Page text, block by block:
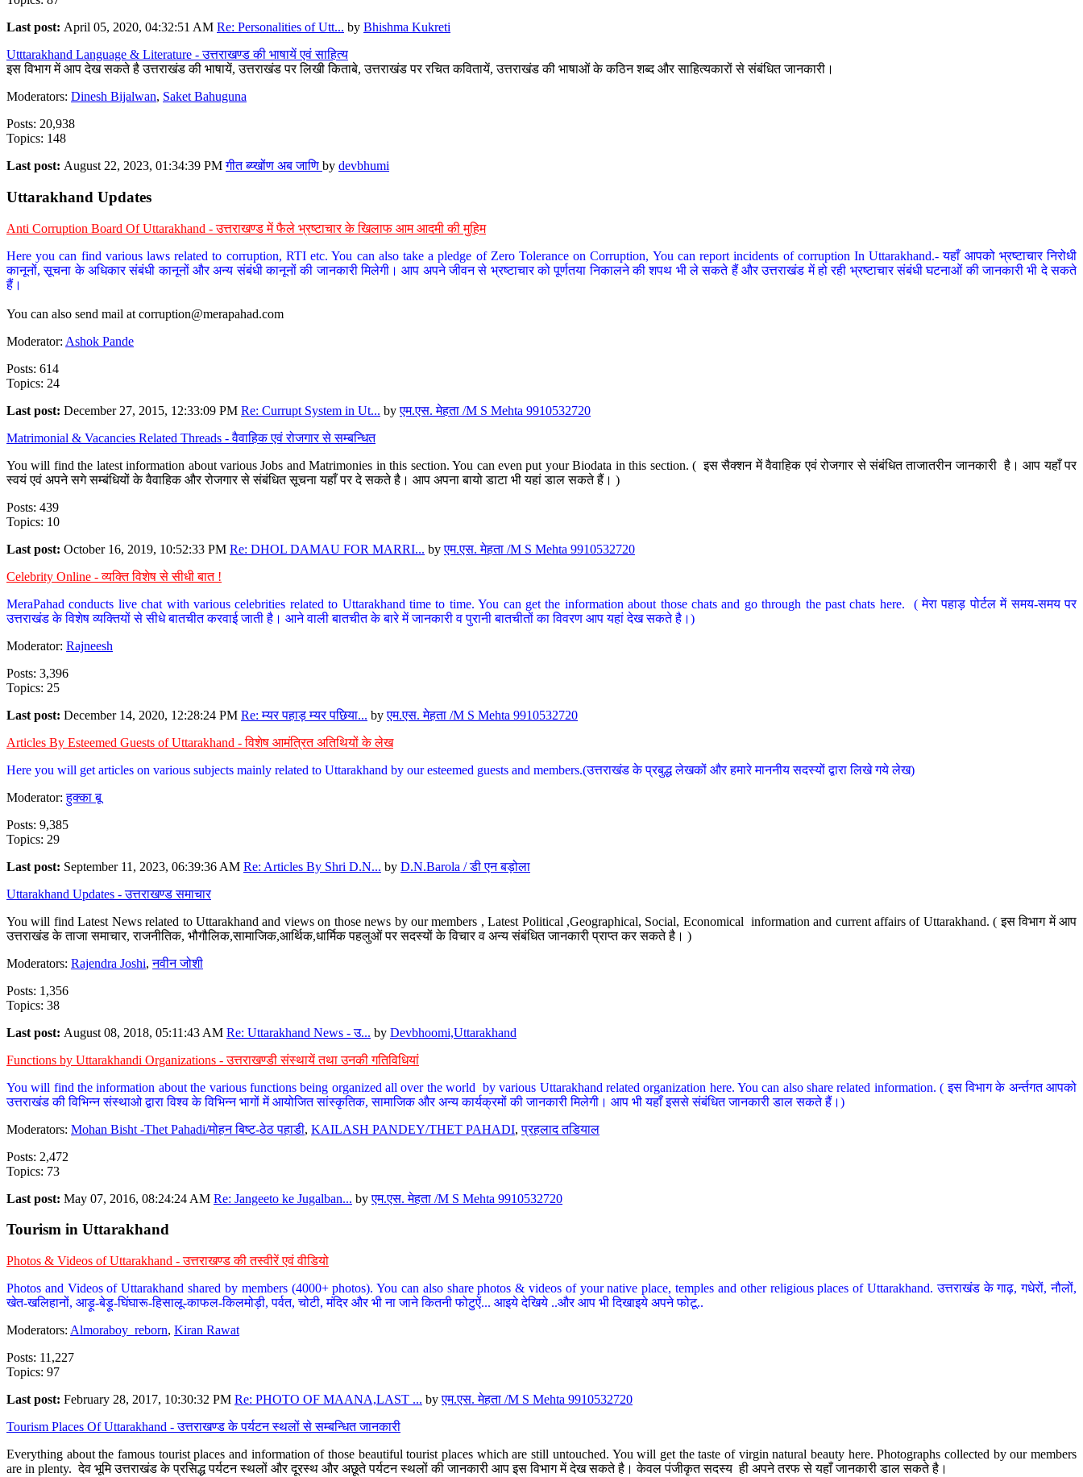
Last post: April 05, 2020, 04:32:51 AM Re: Personalities of Utt... by Bhishma Kukreti
Utttarakhand Language & Literature - उत्तराखण्ड की भाषायें एवं साहित्य
इस विभाग में आप देख सकते है उत्तराखंड की भाषायें, उत्तराखंड पर लिखी किताबे, उत्तराखंड पर रचित कवितायें, उत्तराखंड की भाषाओं के कठिन शब्द और साहित्यकारों से संबंधित जानकारी।
Moderators: Dinesh Bijalwan, Saket Bahuguna
Posts: 20,938
Topics: 148
Last post: August 22, 2023, 01:34:39 PMगीत ब्य्खोंण अब जाणि by devbhumi
Uttarakhand Updates
Anti Corruption Board Of Uttarakhand - उत्तराखण्ड में फैले भ्रष्टाचार के खिलाफ आम आदमी की मुहिम
Here you can find various laws related to corruption, RTI etc. You can also take a pledge of Zero Tolerance on Corruption, You can report incidents of corruption In Uttarakhand.- यहाँ आपको भ्रष्टाचार निरोधी
कानूनों, सूचना के अधिकार संबंधी कानूनों और अन्य संबंधी कानूनों की जानकारी मिलेगी। आप अपने जीवन से भ्रष्टाचार को पूर्णतया निकालने की शपथ भी ले सकते हैं और उत्तराखंड में हो रही भ्रष्टाचार संबंधी घटनाओं की जानकारी भी दे सकते
हैं।
You can also send mail at corruption@merapahad.com
Moderator: Ashok Pande
Posts: 614
Topics: 24
Last post: December 27, 2015, 12:33:09 PM Re: Currupt System in Ut... byएम.एस. मेहता /M S Mehta 9910532720
Matrimonial & Vacancies Related Threads - वैवाहिक एवं रोजगार से सम्बन्धित
You will find the latest information about various Jobs and Matrimonies in this section. You can even put your Biodata in this section. ( इस सैक्शन में वैवाहिक एवं रोजगार से संबंधित ताजातरीन जानकारी है। आप यहाँ पर
स्वयं एवं अपने सगे सम्बंधियों के वैवाहिक और रोजगार से संबंधित सूचना यहाँ पर दे सकते है। आप अपना बायो डाटा भी यहां डाल सकते हैं। )
Posts: 439
Topics: 10
Last post: October 16, 2019, 10:52:33 PM Re: DHOL DAMAU FOR MARRI... byएम.एस. मेहता /M S Mehta 9910532720
Celebrity Online - व्यक्ति विशेष से सीधी बात !
MeraPahad conducts live chat with various celebrities related to Uttarakhand time to time. You can get the information about those chats and go through the past chats here. ( मेरा पहाड़ पोर्टल में समय-समय पर
उत्तराखंड के विशेष व्यक्तियों से सीधे बातचीत करवाई जाती है। आने वाली बातचीत के बारे में जानकारी व पुरानी बातचीतों का विवरण आप यहां देख सकते है।)
Moderator: Rajneesh
Posts: 3,396
Topics: 25
Last post: December 14, 2020, 12:28:24 PM Re: म्यर पहाड़ म्यर पछिया... byएम.एस. मेहता /M S Mehta 9910532720
Articles By Esteemed Guests of Uttarakhand - विशेष आमंत्रित अतिथियों के लेख
Here you will get articles on various subjects mainly related to Uttarakhand by our esteemed guests and members.(उत्तराखंड के प्रबुद्ध लेखकों और हमारे माननीय सदस्यों द्वारा लिखे गये लेख)
Moderator:हुक्का बू
Posts: 9,385
Topics: 29
Last post: September 11, 2023, 06:39:36 AM Re: Articles By Shri D.N... by D.N.Barola / डी एन बड़ोला
Uttarakhand Updates - उत्तराखण्ड समाचार
You will find Latest News related to Uttarakhand and views on those news by our members , Latest Political ,Geographical, Social, Economical information and current affairs of Uttarakhand. ( इस विभाग में आप
उत्तराखंड के ताजा समाचार, राजनीतिक, भौगौलिक,सामाजिक,आर्थिक,धार्मिक पहलुओं पर सदस्यों के विचार व अन्य संबंधित जानकारी प्राप्त कर सकते है। )
Moderators: Rajendra Joshi,नवीन जोशी
Posts: 1,356
Topics: 38
Last post: August 08, 2018, 05:11:43 AM Re: Uttarakhand News - उ... by Devbhoomi,Uttarakhand
Functions by Uttarakhandi Organizations - उत्तराखण्डी संस्थायें तथा उनकी गतिविधियां
You will find the information about the various functions being organized all over the world by various Uttarakhand related organization here. You can also share related information. ( इस विभाग के अर्न्तगत आपको
उत्तराखंड की विभिन्न संस्थाओ द्वारा विश्व के विभिन्न भागों में आयोजित सांस्कृतिक, सामाजिक और अन्य कार्यक्रमों की जानकारी मिलेगी। आप भी यहाँ इससे संबंधित जानकारी डाल सकते हैं।)
Moderators: Mohan Bisht -Thet Pahadi/मोहन बिष्ट-ठेठ पहाडी, KAILASH PANDEY/THET PAHADI,प्रहलाद तडियाल
Posts: 2,472
Topics: 73
Last post: May 07, 2016, 08:24:24 AM Re: Jangeeto ke Jugalban... byएम.एस. मेहता /M S Mehta 9910532720
Tourism in Uttarakhand
Photos & Videos of Uttarakhand - उत्तराखण्ड की तस्वीरें एवं वीडियो
Photos and Videos of Uttarakhand shared by members (4000+ photos). You can also share photos & videos of your native place, temples and other religious places of Uttarakhand. उत्तराखंड के गाढ़, गधेरों, नौलों,
खेत-खलिहानों, आड़ू-बेड़ू-घिंघारू-हिसालू-काफल-किलमोड़ी, पर्वत, चोटी, मंदिर और भी ना जाने कितनी फोटुऐं... आइये देखिये ..और आप भी दिखाइये अपने फोटू..
Moderators: Almoraboy_reborn, Kiran Rawat
Posts: 11,227
Topics: 97
Last post: February 28, 2017, 10:30:32 PM Re: PHOTO OF MAANA,LAST ... byएम.एस. मेहता /M S Mehta 9910532720
Tourism Places Of Uttarakhand - उत्तराखण्ड के पर्यटन स्थलों से सम्बन्धित जानकारी
Everything about the famous tourist places and information of those beautiful tourist places which are still untouched. You will get the taste of virgin natural beauty here. Photographs collected by our members
are in plenty. देव भूमि उत्तराखंड के प्रसिद्ध पर्यटन स्थलों और दूरस्थ और अछूते पर्यटन स्थलों की जानकारी आप इस विभाग में देख सकते है। केवल पंजीकृत सदस्य ही अपने तरफ से यहाँ जानकारी डाल सकते है।